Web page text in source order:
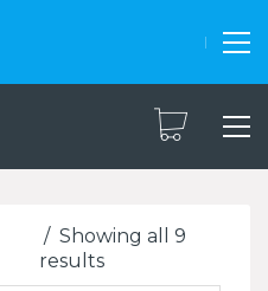
Showing all 9
results